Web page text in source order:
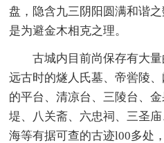
盘，隐含九三阴阳圆满和谐
是为避金木相克之理。
古城内目前尚保存有大量
远古时的燧人氏墓、帝喾陵
的平台、清凉台、三陵台、
堤、八关斋、六忠祠、三圣
海等有据可查的古迹l00多处